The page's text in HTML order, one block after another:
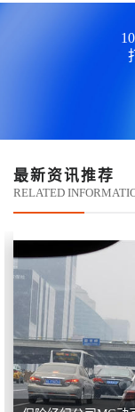
最新资讯推荐
RELATED